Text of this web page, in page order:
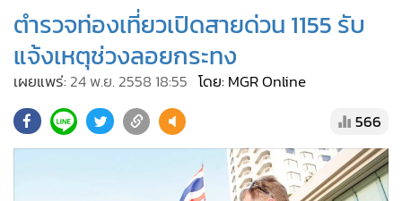
ผู้จัดการรายวัน
• คอลัมนิสต์
• ละคร
• Cyber BIZ
• ผู้จัดกวน
Good health & Well-being
ตำรวจท่องเที่ยวเปิดสายด่วน 1155 รับ
แจ้งเหตุช่วงลอยกระทง
เผยแพร่: 24 พ.ย. 2558 18:55 โดย: MGR Online
566